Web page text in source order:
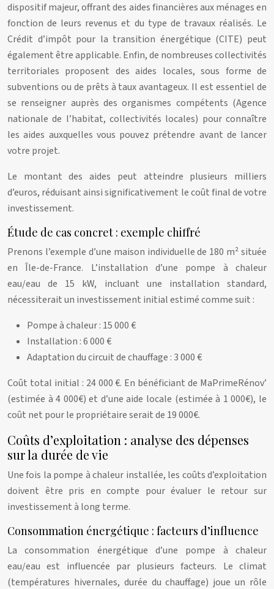
dispositif majeur, offrant des aides financières aux ménages en
fonction de leurs revenus et du type de travaux réalisés. Le
Crédit d’impôt pour la transition énergétique (CITE) peut
également être applicable. Enfin, de nombreuses collectivités
territoriales proposent des aides locales, sous forme de
subventions ou de prêts à taux avantageux. Il est essentiel de
se renseigner auprès des organismes compétents (Agence
nationale de l’habitat, collectivités locales) pour connaître
les aides auxquelles vous pouvez prétendre avant de lancer
votre projet.
Le montant des aides peut atteindre plusieurs milliers
d’euros, réduisant ainsi significativement le coût final de votre
investissement.
Étude de cas concret : exemple chiffré
Prenons l’exemple d’une maison individuelle de 180 m² située
en Île-de-France. L’installation d’une pompe à chaleur
eau/eau de 15 kW, incluant une installation standard,
nécessiterait un investissement initial estimé comme suit :
Pompe à chaleur : 15 000 €
Installation : 6 000 €
Adaptation du circuit de chauffage : 3 000 €
Coût total initial : 24 000 €. En bénéficiant de MaPrimeRénov’
(estimée à 4 000€) et d’une aide locale (estimée à 1 000€), le
coût net pour le propriétaire serait de 19 000€.
Coûts d’exploitation : analyse des dépenses
sur la durée de vie
Une fois la pompe à chaleur installée, les coûts d’exploitation
doivent être pris en compte pour évaluer le retour sur
investissement à long terme.
Consommation énergétique : facteurs d’influence
La consommation énergétique d’une pompe à chaleur
eau/eau est influencée par plusieurs facteurs. Le climat
(températures hivernales, durée du chauffage) joue un rôle